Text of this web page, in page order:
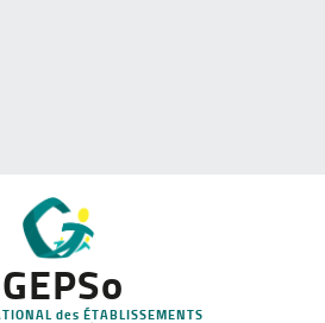
GEPSo
des ÉTABLISSEMENTS